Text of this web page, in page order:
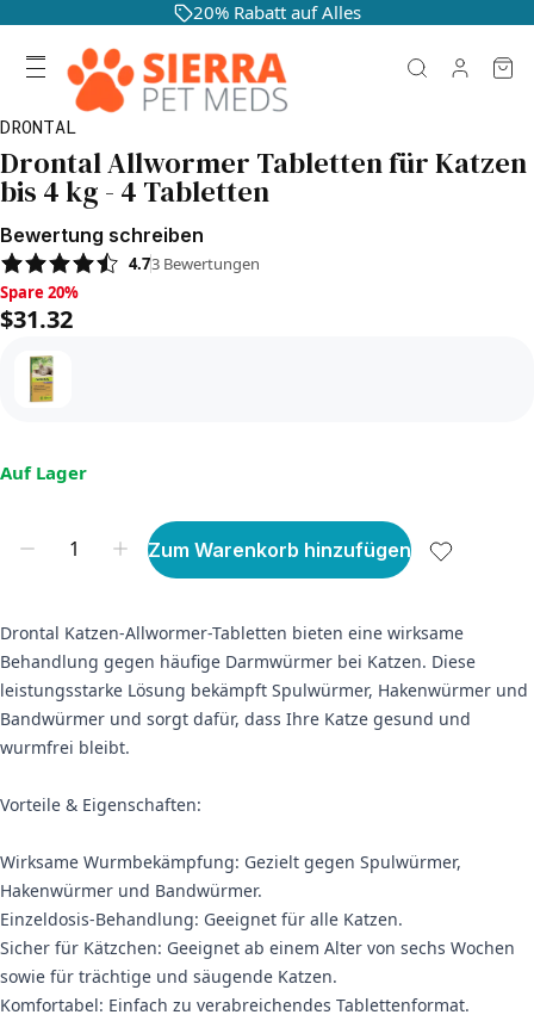
20% Rabatt auf Alles
DRONTAL
Drontal Allwormer Tabletten für Katzen
bis 4 kg - 4 Tabletten
Bewertung schreiben
4.73 Bewertungen
Spare 20%, $31.32
Spare 20%
$31.32
Auf Lager
Zum Warenkorb hinzufügen
Drontal Katzen-Allwormer-Tabletten bieten eine wirksame
Behandlung gegen häufige Darmwürmer bei Katzen. Diese
leistungsstarke Lösung bekämpft Spulwürmer, Hakenwürmer und
Bandwürmer und sorgt dafür, dass Ihre Katze gesund und
wurmfrei bleibt.
Vorteile & Eigenschaften:
Wirksame Wurmbekämpfung: Gezielt gegen Spulwürmer,
Hakenwürmer und Bandwürmer.
Einzeldosis-Behandlung: Geeignet für alle Katzen.
Sicher für Kätzchen: Geeignet ab einem Alter von sechs Wochen
sowie für trächtige und säugende Katzen.
Komfortabel: Einfach zu verabreichendes Tablettenformat.